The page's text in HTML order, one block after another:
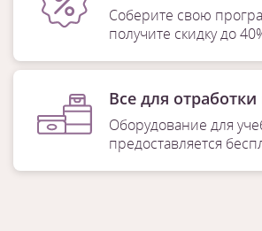
Соберите свою
получите скидку до
Все для
Оборудование для
предоставляется